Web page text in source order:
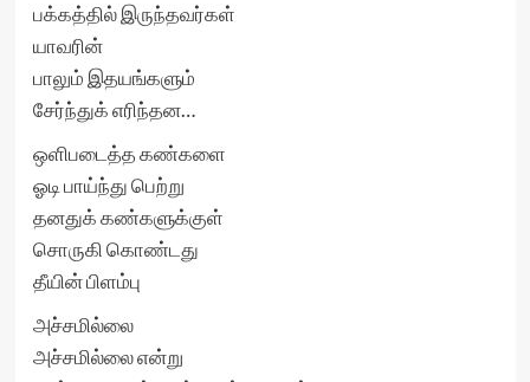
பக்கத்தில் இருந்தவர்கள்
யாவரின்
பாலும் இதயங்களும்
சேர்ந்துக் எரிந்தன…
ஒளிபடைத்த கண்களை
ஓடி பாய்ந்து பெற்று
தனதுக் கண்களுக்குள்
சொருகி கொண்டது
தீயின் பிளம்பு
அச்சமில்லை
அச்சமில்லை என்று